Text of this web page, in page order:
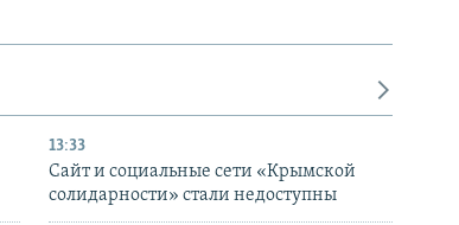
13:33
Сайт и социальные сети «Крымской
солидарности» стали недоступны